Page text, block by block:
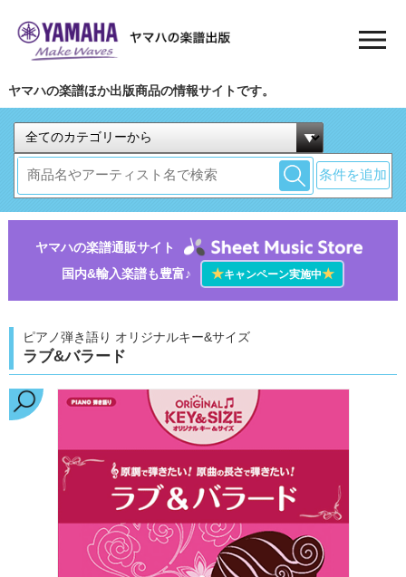
ヤマハの楽譜ほか出版商品の情報サイトです。
条件を追加
ヤマハの楽譜通販サイト
国内&輸入楽譜も豊富♪
★キャンペーン実施中★
ピアノ弾き語り オリジナルキー&サイズ
ラブ&バラード